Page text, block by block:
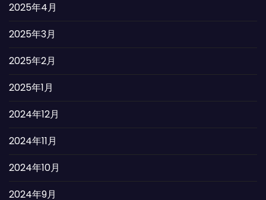
2025年4月
2025年3月
2025年2月
2025年1月
2024年12月
2024年11月
2024年10月
2024年9月